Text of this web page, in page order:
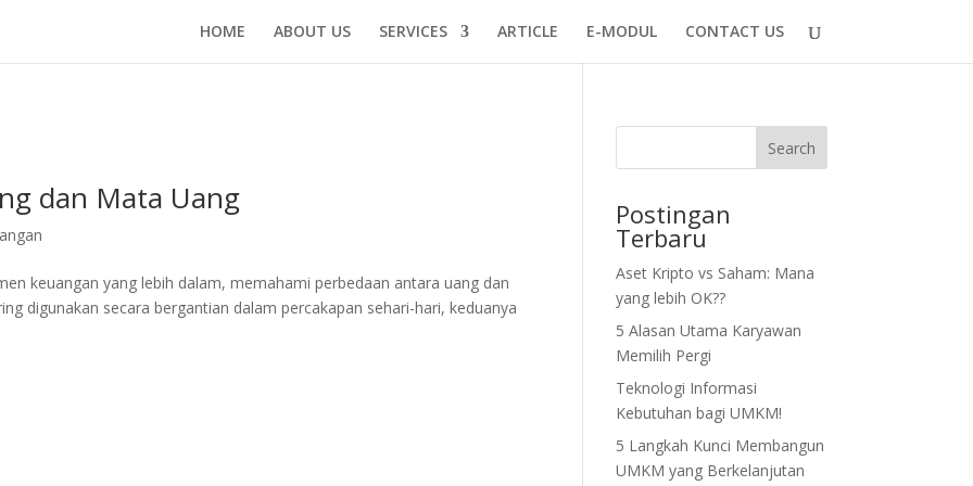
HOME ABOUT US SERVICES ARTICLE E-MODUL CONTACT US
dan Mata Uang
keuangan yang lebih dalam, memahami perbedaan antara uang dan
digunakan secara bergantian dalam percakapan sehari-hari, keduanya
Search
Postingan
Terbaru
Aset Kripto vs Saham: Mana
yang lebih OK??
5 Alasan Utama Karyawan
Memilih Pergi
Teknologi Informasi
Kebutuhan bagi UMKM!
5 Langkah Kunci Membangun
UMKM yang Berkelanjutan